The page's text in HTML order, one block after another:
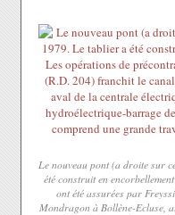
Le nouveau pont (a droite sur
été construit en
ont été assurées par
Mondragon à Bollène-Ecluse,